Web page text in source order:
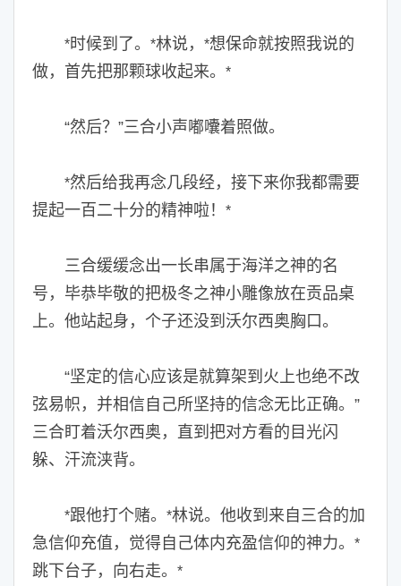
*时候到了。 *林说， *想保命就按照我说的
做，首先把那颗球收起来。 *
“然后？”三合小声嘟囔着照做。
*然后给我再念几段经，接下来你我都需要
提起一百二十分的精神啦！ *
三合缓缓念出一长串属于海洋之神的名
号，毕恭毕敬的把极冬之神小雕像放在贡品桌
上。他站起身，个子还没到沃尔西奥胸口。
“坚定的信心应该是就算架到火上也绝不改
弦易帜，并相信自己所坚持的信念无比正确。”
三合盯着沃尔西奥，直到把对方看的目光闪
躲、汗流浃背。
*跟他打个赌。 *林说。他收到来自三合的加
急信仰充值，觉得自己体内充盈信仰的神力。 *
跳下台子，向右走。 *